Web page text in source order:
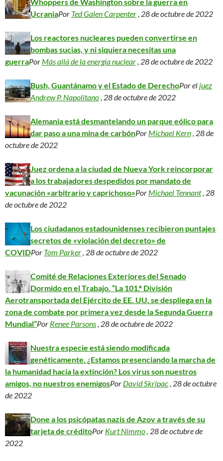
UcraniaPor Ted Galen Carpenter, 28 de octubre de 2022
Los reactores nucleares pueden convertirse en
bombas sucias, y ni siquiera necesitas una
guerraPor Más allá de la energía nuclear, 28 de octubre de 2022
Bush, Guantánamo y el Estado de DerechoPor el juez
Andrew P. Napolitano, 28 de octubre de 2022
Alemania está desmantelando un parque eólico para
dar paso a una mina de carbónPor Michael Kern, 28 de
octubre de 2022
Juez ordena a la ciudad de Nueva York reincorporar
a los trabajadores despedidos por mandato de
vacunación «arbitrario y caprichoso»Por Michael Tennant, 28
de octubre de 2022
Los ciudadanos estadounidenses recibieron puntajes
secretos de «violación del decreto» de
COVIDPor Tom Parker, 28 de octubre de 2022
Comité de Relaciones Exteriores del Senado
Dormido en el Trabajo. “La 101.ª División
Aerotransportada del Ejército de EE. UU. se despliega en la
zona de combate por primera vez desde la Segunda Guerra
Mundial”Por Renee Parsons, 28 de octubre de 2022
Nuestra especie está siendo modificada
genéticamente. ¿Estamos presenciando la marcha de
la humanidad hacia la extinción? Los virus son nuestros
amigos, no nuestros enemigosPor David Skripac, 28 de octubre
de 2022
Done a los psicópatas nazis de Azov a través de su
tarjeta de créditoPor Kurt Nimmo, 28 de octubre de
2022